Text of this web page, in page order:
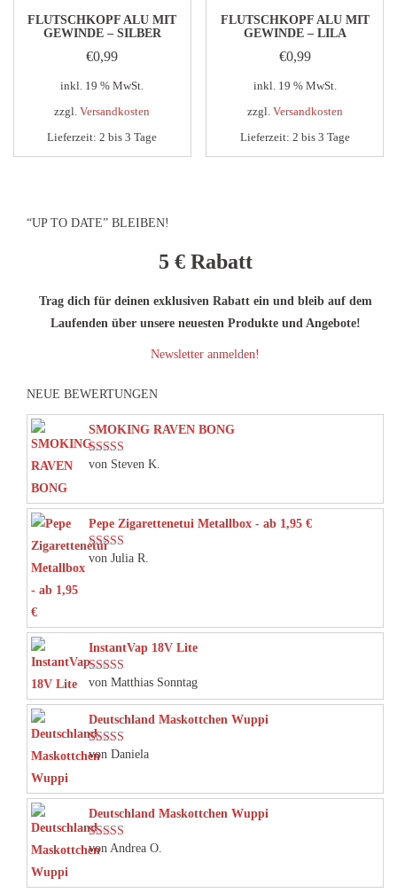
FLUTSCHKOPF ALU MIT
GEWINDE – SILBER
€0,99
inkl. 19 % MwSt.
zzgl.Versandkosten
Lieferzeit:2 bis 3 Tage
FLUTSCHKOPF ALU MIT
GEWINDE – LILA
€0,99
inkl. 19 % MwSt.
zzgl. Versandkosten
Lieferzeit: 2 bis 3 Tage
“UP TO DATE” BLEIBEN!
5 € Rabatt
Trag dich für deinen exklusiven Rabatt ein und bleib auf dem
Laufenden über unsere neuesten Produkte und Angebote!
Newsletter anmelden!
NEUE BEWERTUNGEN
SMOKING RAVEN BONG
Bewertet mit
von Steven K.
Pepe Zigarettenetui Metallbox - ab 1,95 €
Bewertet mit
von Julia R.
InstantVap 18V Lite
Bewertet mit
von Matthias Sonntag
Deutschland Maskottchen Wuppi
Bewertet mit
von Daniela
Deutschland Maskottchen Wuppi
Bewertet mit
von Andrea O.